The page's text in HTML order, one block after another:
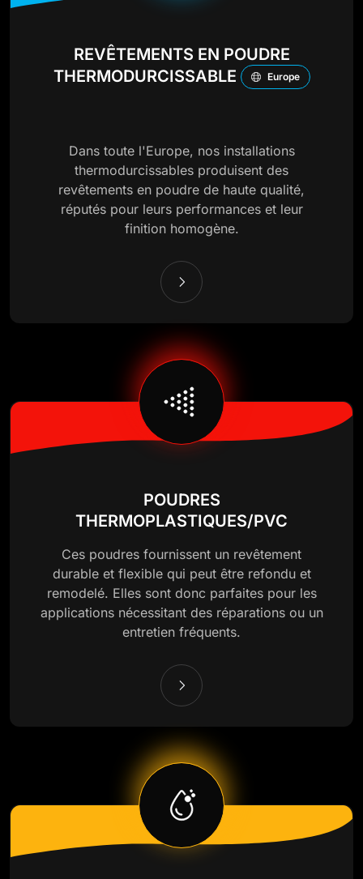
REVÊTEMENTS EN POUDRE
THERMODURCISSABLE
Europe
Dans toute l'Europe, nos installations
thermodurcissables produisent des
revêtements en poudre de haute qualité,
réputés pour leurs performances et leur
finition homogène.
POUDRES
THERMOPLASTIQUES/PVC
Ces poudres fournissent un revêtement
durable et flexible qui peut être refondu et
remodelé. Elles sont donc parfaites pour les
applications nécessitant des réparations ou un
entretien fréquents.